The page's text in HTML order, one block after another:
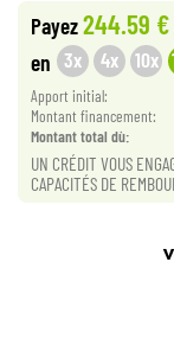
Kabels &
HiFi
Sets
Payez244.59 €
en 3x 4x 10x
Apport initial:
Montant financement:
Montant total dù:
UN CRÉDIT VOUS
CAPACITÉS DE